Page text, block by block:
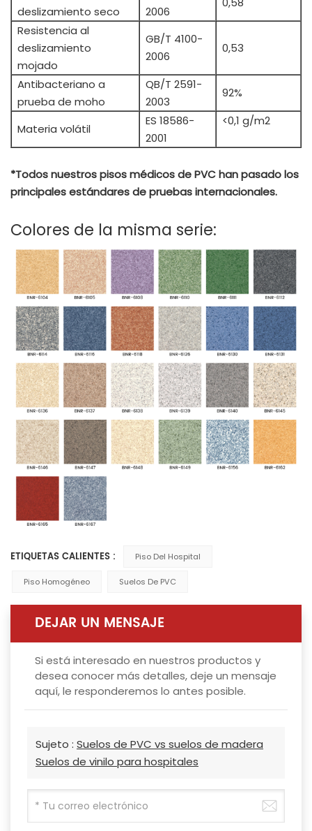
deslizamiento seco
2006
Resistencia al
deslizamiento
mojado
GB/T 4100-
2006
0,53
Antibacteriano a
prueba de moho
QB/T 2591-
2003
92%
Materia volátil
ES 18586-
2001
<0,1 g/m2
*Todos nuestros pisos médicos de PVC han pasado los
principales estándares de pruebas internacionales.
Colores de la misma serie:
ETIQUETAS CALIENTES : Piso Del Hospital
Piso Homogéneo Suelos De PVC
DEJAR UN MENSAJE
Si está interesado en nuestros productos y
desea conocer más detalles, deje un mensaje
aquí, le responderemos lo antes posible.
Sujeto : Suelos de PVC vs suelos de madera
Suelos de vinilo para hospitales